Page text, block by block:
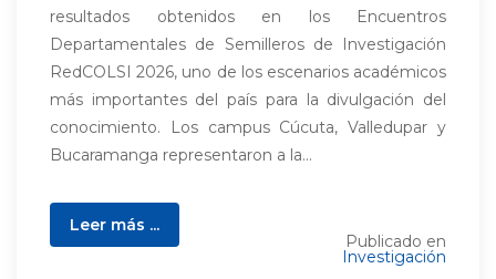
resultados obtenidos en los Encuentros
Departamentales de Semilleros de Investigación
RedCOLSI 2026, uno de los escenarios académicos
más importantes del país para la divulgación del
conocimiento. Los campus Cúcuta, Valledupar y
Bucaramanga representaron a la...
Leer más ...
Publicado en
Investigación